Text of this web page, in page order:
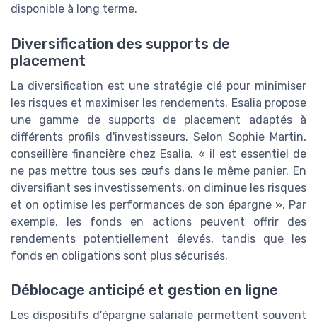
disponible à long terme.
Diversification des supports de
placement
La diversification est une stratégie clé pour minimiser
les risques et maximiser les rendements. Esalia propose
une gamme de supports de placement adaptés à
différents profils d'investisseurs. Selon Sophie Martin,
conseillère financière chez Esalia, « il est essentiel de
ne pas mettre tous ses œufs dans le même panier. En
diversifiant ses investissements, on diminue les risques
et on optimise les performances de son épargne ». Par
exemple, les fonds en actions peuvent offrir des
rendements potentiellement élevés, tandis que les
fonds en obligations sont plus sécurisés.
Déblocage anticipé et gestion en ligne
Les dispositifs d’épargne salariale permettent souvent